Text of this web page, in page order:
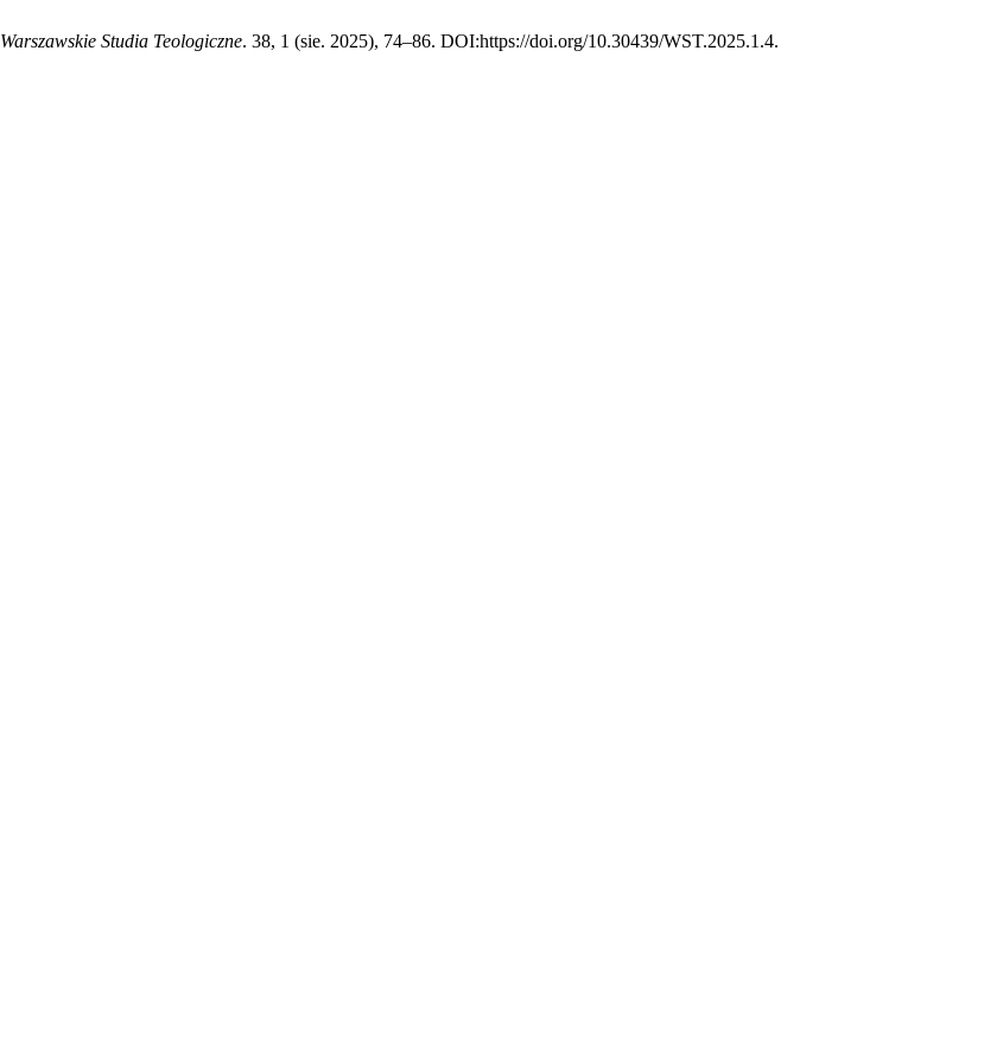
Warszawskie Studia Teologiczne. 38, 1 (sie. 2025), 74–86. DOI:https://doi.org/10.30439/WST.2025.1.4.